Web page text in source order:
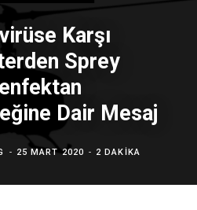
Karşı
Sprey
Dair Mesaj
25 MART 2020 2 DAKIKA